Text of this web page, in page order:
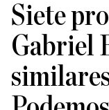
Siete
Gabriel